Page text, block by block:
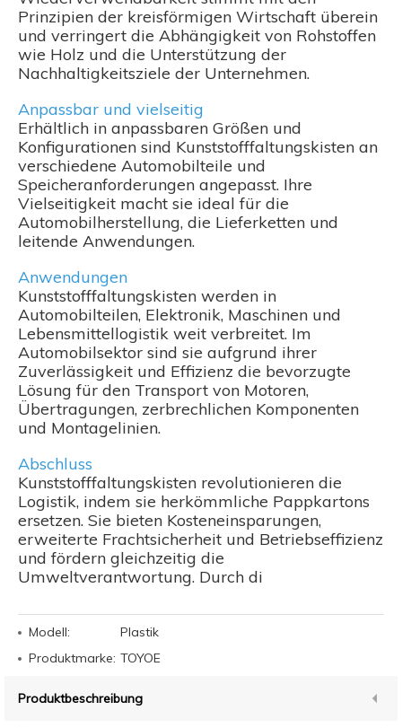
Prinzipien der kreisförmigen Wirtschaft überein
und verringert die Abhängigkeit von Rohstoffen
wie Holz und die Unterstützung der
Nachhaltigkeitsziele der Unternehmen.
Anpassbar und vielseitig
Erhältlich in anpassbaren Größen und
Konfigurationen sind Kunststofffaltungskisten an
verschiedene Automobilteile und
Speicheranforderungen angepasst. Ihre
Vielseitigkeit macht sie ideal für die
Automobilherstellung, die Lieferketten und
leitende Anwendungen.
Anwendungen
Kunststofffaltungskisten werden in
Automobilteilen, Elektronik, Maschinen und
Lebensmittellogistik weit verbreitet. Im
Automobilsektor sind sie aufgrund ihrer
Zuverlässigkeit und Effizienz die bevorzugte
Lösung für den Transport von Motoren,
Übertragungen, zerbrechlichen Komponenten
und Montagelinien.
Abschluss
Kunststofffaltungskisten revolutionieren die
Logistik, indem sie herkömmliche Pappkartons
ersetzen. Sie bieten Kosteneinsparungen,
erweiterte Frachtsicherheit und Betriebseffizienz
und fördern gleichzeitig die
Umweltverantwortung. Durch di
Modell:
Plastik
Produktmarke: TOYOE
Produktbeschreibung